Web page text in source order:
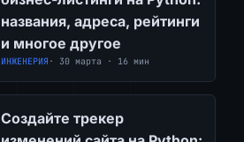
названия, адреса, рейтинги
и многое другое
ИНЖЕНЕРИЯ · 30 марта · 16 мин
Создайте трекер